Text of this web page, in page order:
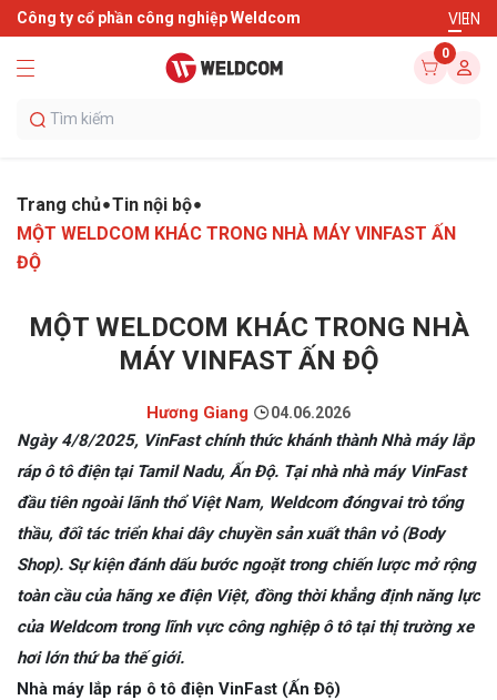
Công ty cổ phần công nghiệp Weldcom VIEN
0
Trang chủ Tin nội bộ
MỘT WELDCOM KHÁC TRONG NHÀ MÁY VINFAST ẤN
ĐỘ
MỘT WELDCOM KHÁC TRONG NHÀ
MÁY VINFAST ẤN ĐỘ
Hương Giang 04.06.2026
Ngày 4/8/2025, VinFast chính thức khánh thành Nhà máy lắp
ráp ô tô điện tại Tamil Nadu, Ấn Độ. Tại nhà nhà máy VinFast
đầu tiên ngoài lãnh thổ Việt Nam, Weldcom đóngvai trò tổng
thầu, đối tác triển khai dây chuyền sản xuất thân vỏ (Body
Shop). Sự kiện đánh dấu bước ngoặt trong chiến lược mở rộng
toàn cầu của hãng xe điện Việt, đồng thời khẳng định năng lực
của Weldcom trong lĩnh vực công nghiệp ô tô tại thị trường xe
hơi lớn thứ ba thế giới.
Nhà máy lắp ráp ô tô điện VinFast (Ấn Độ)